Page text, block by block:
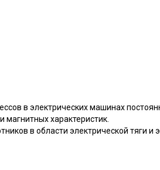
в электрических машинах
характеристик.
в области электрической тяги и